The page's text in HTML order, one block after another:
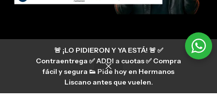
🚨 ¡LO PIDIERON Y YA ESTÁ! 🚨 ✅
Contraentrega ✅ ADDI a cuotas ✅ Compra
fácil y segura 👟 Pide hoy en Hermanos
Liscano antes que vuelen.
Si tienes algún tipo de duda, puedes consultar
nuestro centro de ayuda
hermanosliscano_10 Instagram
Aura
hermanosliscano Tik Tok
Únete a nuestros canales de difusión en
WhatsApp